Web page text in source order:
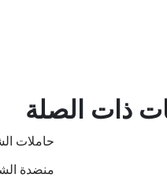
ذات الصلة
حاملات
منضدة